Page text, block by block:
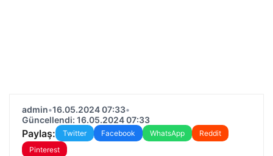
admin•16.05.2024 07:33•
Güncellendi: 16.05.2024 07:33
Paylaş: Twitter Facebook WhatsApp
Reddit
Pinterest